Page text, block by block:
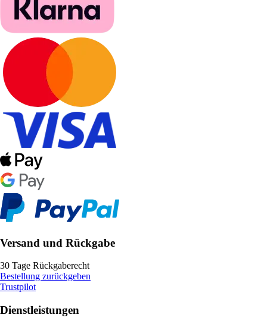
Versand und Rückgabe
30 Tage Rückgaberecht
Bestellung zurückgeben
Trustpilot
Dienstleistungen